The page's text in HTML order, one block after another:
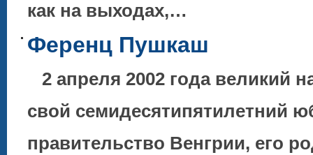
как на выходах,…
Ференц Пушкаш
2 апреля 2002 года великий
свой семидесятипятилетний
правительство Венгрии, его